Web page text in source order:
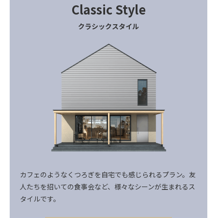
ClassicStyle
クラシックスタイル
カフェのようなくつろぎを自宅でも感じられるプラン。友
人たちを招いての食事会など、様々なシーンが生まれるス
タイルです。